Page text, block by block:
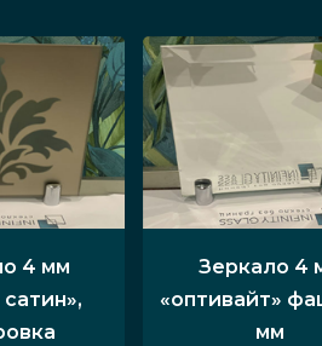
4 мм
Зеркало 4
«оптивайт»
мм